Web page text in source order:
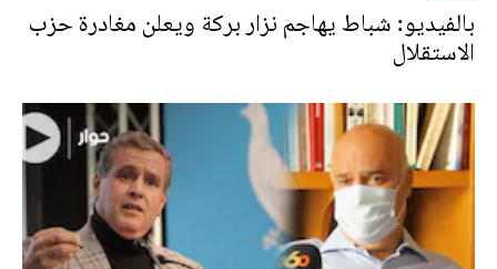
بالفيديو: شباط يهاجم نزار بركة ويعلن مغادرة حزب
الاستقلال